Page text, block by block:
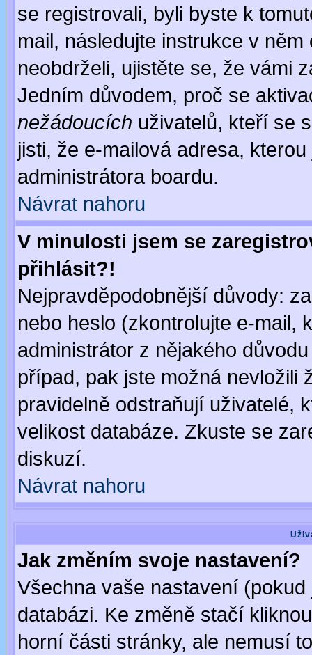
se registrovali, byli byste k
mail, následujte instrukce v
neobdrželi, ujistěte se, že vámi
Jedním důvodem, proč se
nežádoucích uživatelů, kteří se
jisti, že e-mailová adresa,
administrátora boardu.
Návrat nahoru
V minulosti jsem se
přihlásit?!
Nejpravděpodobnější důvody:
nebo heslo (zkontrolujte e-mail,
administrátor z nějakého
případ, pak jste možná nevložili
pravidelně odstraňují uživatelé,
velikost databáze. Zkuste se
diskuzí.
Návrat nahoru
Jak změním svoje nastavení?
Všechna vaše nastavení
databázi. Ke změně stačí
horní části stránky, ale nemusí